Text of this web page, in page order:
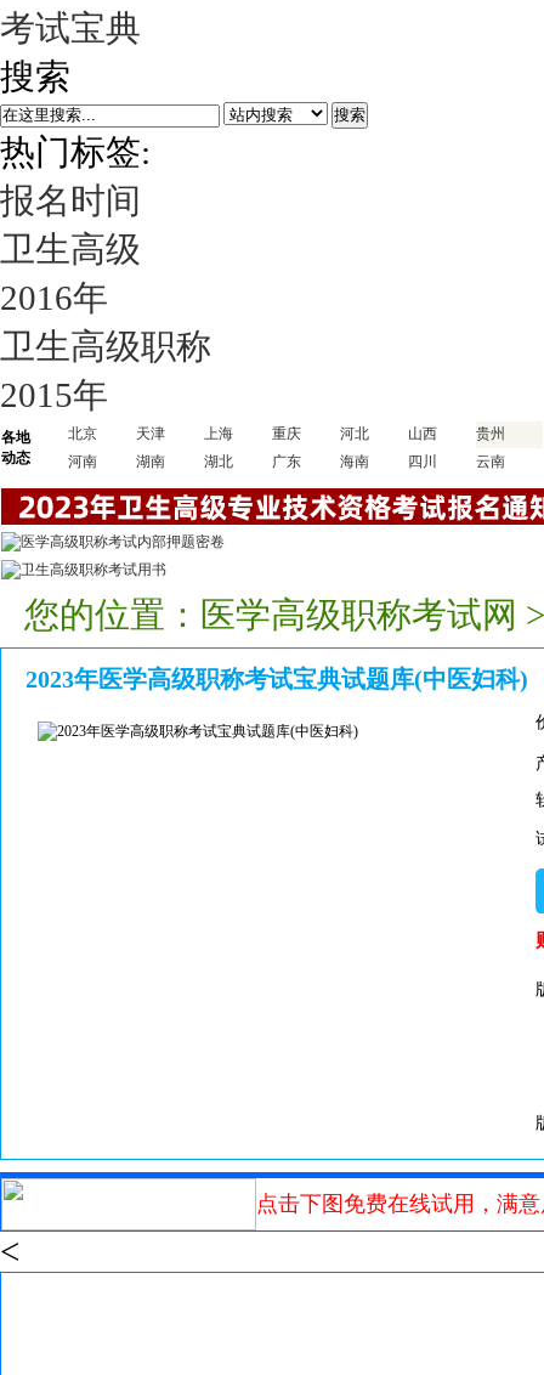
考试宝典
搜索
搜索
热门标签:
报名时间
卫生高级
2016年
卫生高级职称
2015年
各地
动态
北京 天津 上海 重庆 河北 山西
贵州
河南
湖南 湖北 广东 海南 四川 云南
您的位置： 医学高级职称考试网
2023年医学高级职称考试宝典试题库(中医妇科)
点击下图免费在线试用，满
<